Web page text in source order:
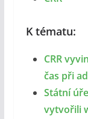
K tématu:
CRR
čas při
Státní
vytvořili